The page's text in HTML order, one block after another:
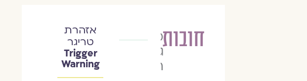
חובותמינה
גורל
הרמן
אזהרת
טריגר
Trigger
Warning